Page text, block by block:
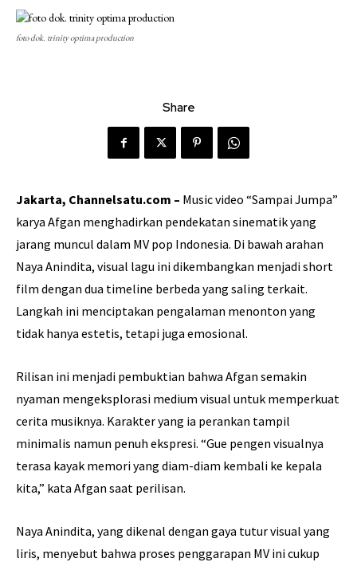
foto dok. trinity optima production
Share
Jakarta, Channelsatu.com – Music video “Sampai Jumpa”
karya Afgan menghadirkan pendekatan sinematik yang
jarang muncul dalam MV pop Indonesia. Di bawah arahan
Naya Anindita, visual lagu ini dikembangkan menjadi short
film dengan dua timeline berbeda yang saling terkait.
Langkah ini menciptakan pengalaman menonton yang
tidak hanya estetis, tetapi juga emosional.
Rilisan ini menjadi pembuktian bahwa Afgan semakin
nyaman mengeksplorasi medium visual untuk memperkuat
cerita musiknya. Karakter yang ia perankan tampil
minimalis namun penuh ekspresi. “Gue pengen visualnya
terasa kayak memori yang diam-diam kembali ke kepala
kita,” kata Afgan saat perilisan.
Naya Anindita, yang dikenal dengan gaya tutur visual yang
liris, menyebut bahwa proses penggarapan MV ini cukup